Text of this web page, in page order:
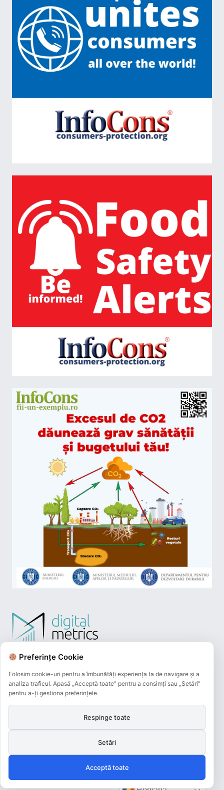
și beneficiază de 3D-Secure.
Preferințe Cookie
Folosim cookie-uri pentru a îmbunătăți experiența ta de navigare și a
analiza traficul. Apasă „Acceptă toate" pentru a consimți sau „Setări"
pentru a-ți gestiona preferințele.
Respinge toate
Setări
Acceptă toate